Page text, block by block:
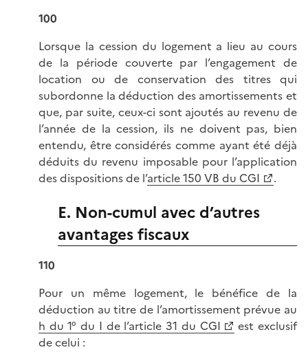
100
Lorsque la cession du logement a lieu au cours
de la période couverte par l’engagement de
location ou de conservation des titres qui
subordonne la déduction des amortissements et
que, par suite, ceux-ci sont ajoutés au revenu de
l’année de la cession, ils ne doivent pas, bien
entendu, être considérés comme ayant été déjà
déduits du revenu imposable pour l’application
des dispositions de l’article 150 VB du CGI .
E. Non-cumul avec d’autres
avantages fiscaux
110
Pour un même logement, le bénéfice de la
déduction au titre de l’amortissement prévue au
h du 1° du I de l’article 31 du CGI
est exclusif
de celui :